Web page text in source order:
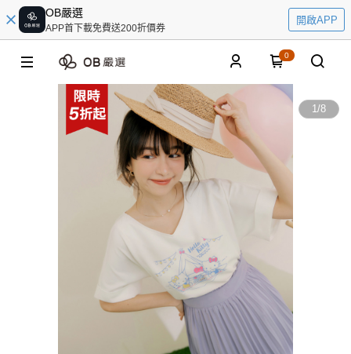
OB嚴選
APP首下載免費送200折價券
開啟APP
0
1/8